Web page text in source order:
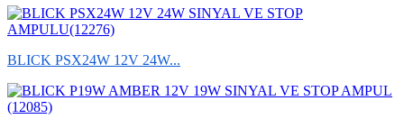
BLICK PSX24W 12V 24W...